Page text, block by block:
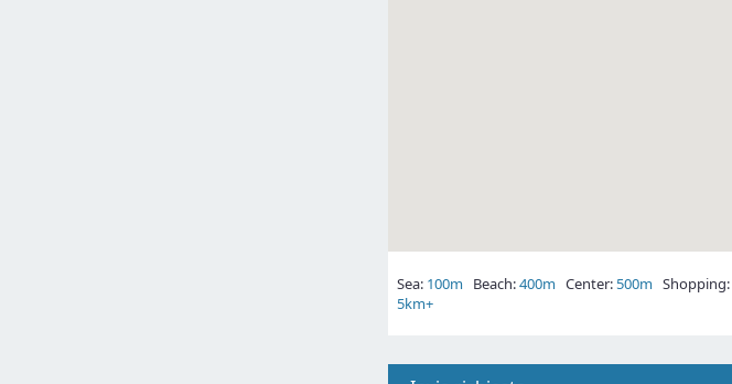
Sea: 100m Beach:400m Center: 500m Shopping:
5km+